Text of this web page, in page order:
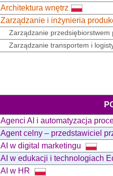
Architektura wnętrz
Zarządzanie i inżynieria
Zarządzanie przedsiębiorstwem
Zarządzanie transportem i
Agenci AI i automatyzacja
Agent celny – przedstawiciel
AI w digital marketingu
AI w edukacji i technologiach
AI w HR